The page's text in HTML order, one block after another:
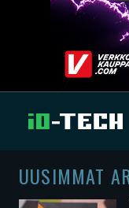
UUTISET
UUSIMMAT